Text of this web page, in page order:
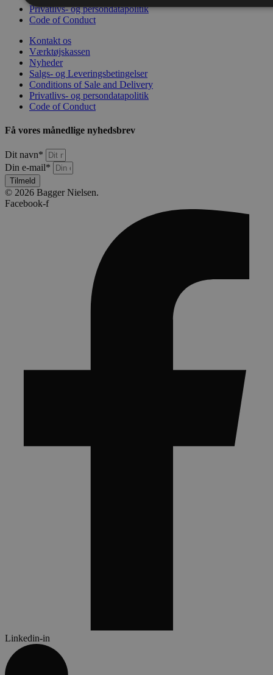
Privatlivs- og persondatapolitik
Code of Conduct
Kontakt os
Værktøjskassen
Nyheder
Salgs- og Leveringsbetingelser
Conditions of Sale and Delivery
Privatlivs- og persondatapolitik
Code of Conduct
Få vores månedlige nyhedsbrev
Dit navn*
Din e-mail*
Tilmeld
© 2026 Bagger Nielsen.
Facebook-f
Linkedin-in